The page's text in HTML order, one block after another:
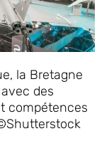
la Bretagne
des
compétences